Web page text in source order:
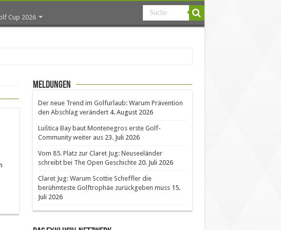
Cup 2026
Meldungen
Der neue Trend im Golfurlaub: Warum Prävention
den Abschlag verändert 4. August 2026
Luštica Bay baut Montenegros erste Golf-
Community weiter aus 23. Juli 2026
Vom 85. Platz zur Claret Jug: Neuseeländer
schreibt bei The Open Geschichte 20. Juli 2026
Claret Jug: Warum Scottie Scheffler die
berühmteste Golftrophäe zurückgeben muss 15.
Juli 2026